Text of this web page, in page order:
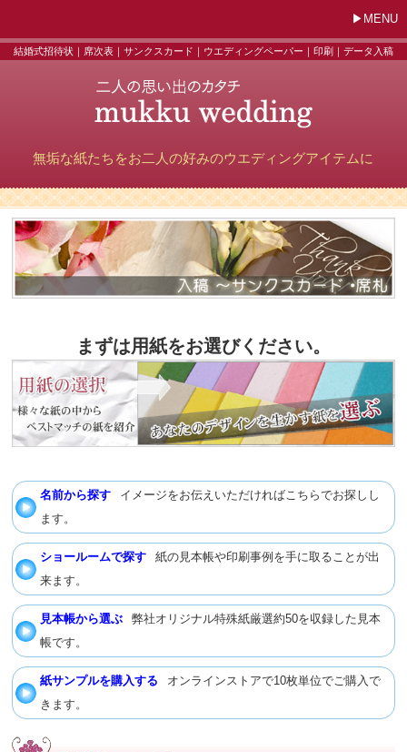
MENU
結婚式招待状｜席次表｜サンクスカード｜ウエディングペーパー｜印刷｜データ入稿
無垢な紙たちをお二人の好みのウエディングアイテムに
まずは用紙をお選びください。
名前から探す
イメージをお伝えいただければこちらでお探しし
ます。
ショールームで探す
紙の見本帳や印刷事例を手に取ることが出
来ます。
見本帳から選ぶ
弊社オリジナル特殊紙厳選約50を収録した見本
帳です。
紙サンプルを購入する
オンラインストアで10枚単位でご購入で
きます。